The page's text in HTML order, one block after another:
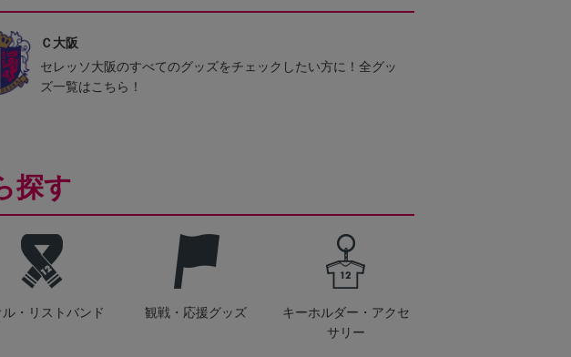
Ｃ大阪
セレッソ大阪のすべてのグッズをチェックしたい方に！全グッ
ズ一覧はこちら！
探す
ル・リストバンド 観戦・応援グッズ
キーホルダー・アクセ
サリー